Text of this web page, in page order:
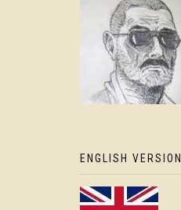
ENGLISH VERSION